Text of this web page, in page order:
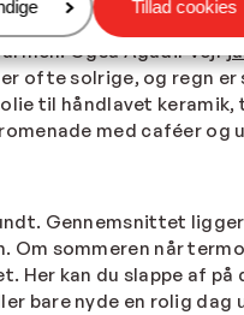
Tillad cookies
de fleste europæiske
OgsåAgadir vejr
ofte solrige, og regn
til håndlavet
med caféer
Gennemsnittet
Om sommeren når
Her kan du slappe af
bare nyde en rolig